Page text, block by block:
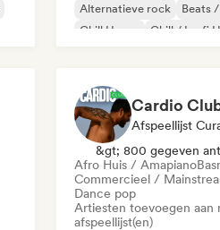
Alternatieve rock
Beats
Chill House
Chill / Lo-fi
Afspeellijst
&gt; 800 gegeven
Afro Huis / Amapiano
Commercieel /
Dance pop
Artiesten toevoegen aan
afspeellijst(en)